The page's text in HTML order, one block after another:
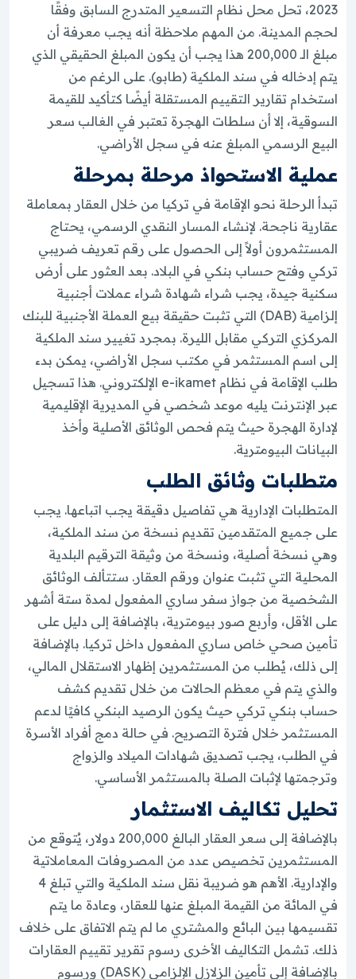
2023، تحل محل نظام التسعير المتدرج السابق وفقًا
لحجم المدينة. من المهم ملاحظة أنه يجب معرفة أن
مبلغ الـ 200,000 هذا يجب أن يكون المبلغ الحقيقي الذي
يتم إدخاله في سند الملكية (طابو). على الرغم من
استخدام تقارير التقييم المستقلة أيضًا كتأكيد للقيمة
السوقية، إلا أن سلطات الهجرة تعتبر في الغالب سعر
البيع الرسمي المبلغ عنه في سجل الأراضي.
عملية الاستحواذ مرحلة بمرحلة
تبدأ الرحلة نحو الإقامة في تركيا من خلال العقار بمعاملة
عقارية ناجحة. لإنشاء المسار النقدي الرسمي، يحتاج
المستثمرون أولاً إلى الحصول على رقم تعريف ضريبي
تركي وفتح حساب بنكي في البلاد. بعد العثور على أرض
سكنية جيدة، يجب شراء شهادة شراء عملات أجنبية
إلزامية (DAB) التي تثبت حقيقة بيع العملة الأجنبية للبنك
المركزي التركي مقابل الليرة. بمجرد تغيير سند الملكية
إلى اسم المستثمر في مكتب سجل الأراضي، يمكن بدء
طلب الإقامة في نظام e-ikamet الإلكتروني. هذا تسجيل
عبر الإنترنت يليه موعد شخصي في المديرية الإقليمية
لإدارة الهجرة حيث يتم فحص الوثائق الأصلية وأخذ
البيانات البيومترية.
متطلبات وثائق الطلب
المتطلبات الإدارية هي تفاصيل دقيقة يجب اتباعها. يجب
على جميع المتقدمين تقديم نسخة من سند الملكية،
وهي نسخة أصلية، ونسخة من وثيقة الترقيم البلدية
المحلية التي تثبت عنوان ورقم العقار. ستتألف الوثائق
الشخصية من جواز سفر ساري المفعول لمدة ستة أشهر
على الأقل، وأربع صور بيومترية، بالإضافة إلى دليل على
تأمين صحي خاص ساري المفعول داخل تركيا. بالإضافة
إلى ذلك، يُطلب من المستثمرين إظهار الاستقلال المالي،
والذي يتم في معظم الحالات من خلال تقديم كشف
حساب بنكي تركي حيث يكون الرصيد البنكي كافيًا لدعم
المستثمر خلال فترة التصريح. في حالة دمج أفراد الأسرة
في الطلب، يجب تصديق شهادات الميلاد والزواج
وترجمتها لإثبات الصلة بالمستثمر الأساسي.
تحليل تكاليف الاستثمار
بالإضافة إلى سعر العقار البالغ 200,000 دولار، يُتوقع من
المستثمرين تخصيص عدد من المصروفات المعاملاتية
والإدارية. الأهم هو ضريبة نقل سند الملكية والتي تبلغ 4
في المائة من القيمة المبلغ عنها للعقار، وعادة ما يتم
تقسيمها بين البائع والمشتري ما لم يتم الاتفاق على خلاف
ذلك. تشمل التكاليف الأخرى رسوم تقرير تقييم العقارات
بالإضافة إلى تأمين الزلازل الإلزامي (DASK) ورسوم